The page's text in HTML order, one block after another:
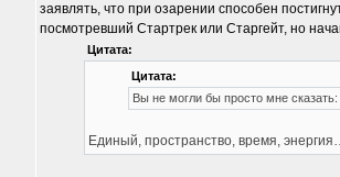
заявлять, что при озарении способен
посмотревший Стартрек или Старгейт, но
Цитата:
Цитата:
Вы не могли бы просто мне
Единый, пространство, время,